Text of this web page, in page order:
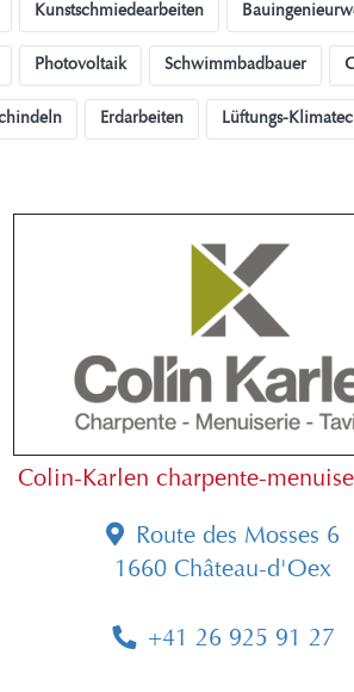
Kunstschmiedearbeiten
Photovoltaik Schwimmbadbauer
Erdarbeiten Lüftungs-
Colin-Karlen charpente-
Route des Mosses 6
1660 Château-d'Oex
+41 26 925 91 27